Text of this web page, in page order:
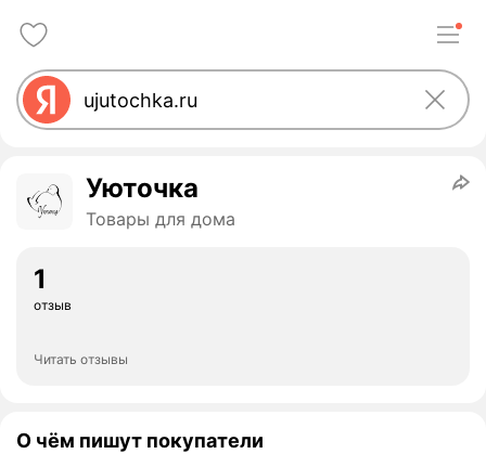
Уюточка
Товары для дома
1
отзыв
Читать отзывы
О чём пишут покупатели